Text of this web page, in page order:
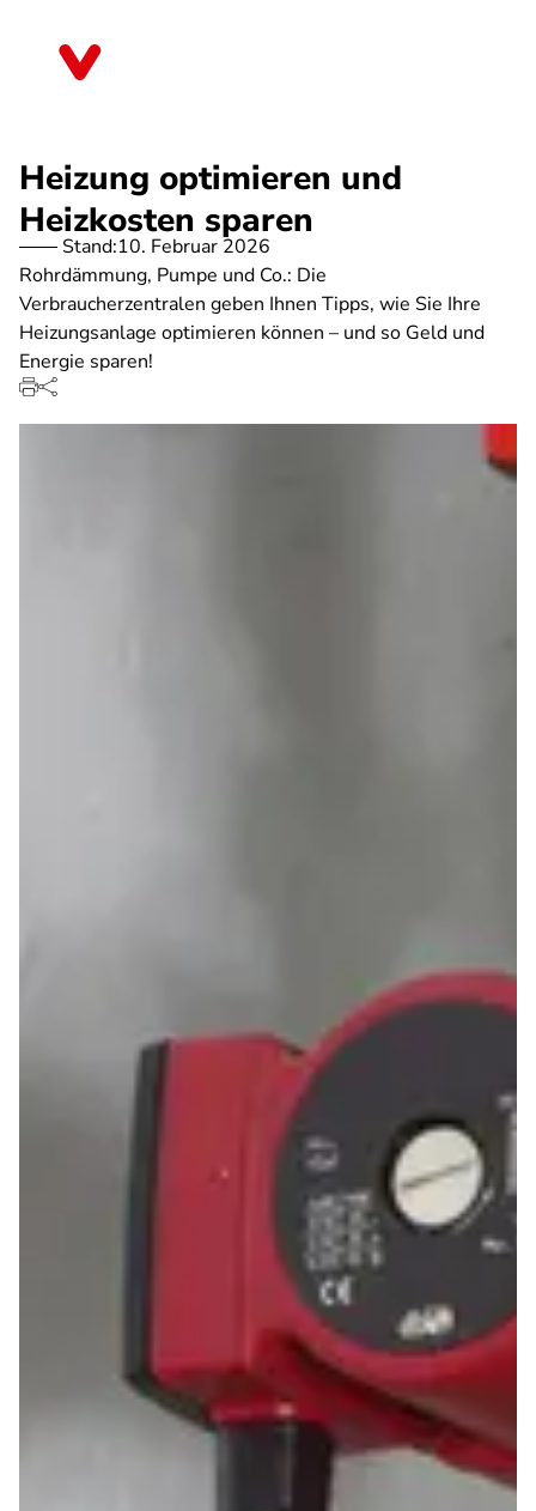
Heizung optimieren und
Heizkosten sparen
Stand:10. Februar 2026
Rohrdämmung, Pumpe und Co.: Die
Verbraucherzentralen geben Ihnen Tipps, wie Sie Ihre
Heizungsanlage optimieren können – und so Geld und
Energie sparen!